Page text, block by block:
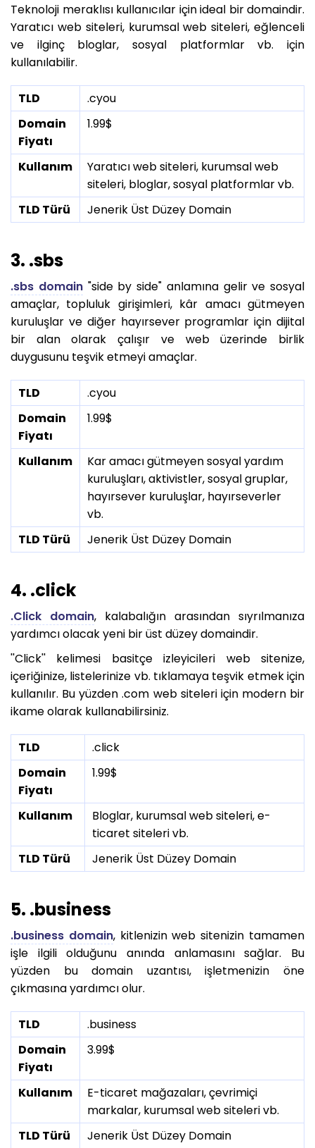
Teknoloji meraklısı kullanıcılar için ideal bir domaindir.
Yaratıcı web siteleri, kurumsal web siteleri, eğlenceli
ve ilginç bloglar, sosyal platformlar vb. için
kullanılabilir.
TLD
.cyou
Domain
Fiyatı
1.99$
Kullanım
Yaratıcı web siteleri, kurumsal web
siteleri, bloglar, sosyal platformlar vb.
TLD Türü
Jenerik Üst Düzey Domain
3. .sbs
.sbs domain"side by side" anlamına gelir ve sosyal
amaçlar, topluluk girişimleri, kâr amacı gütmeyen
kuruluşlar ve diğer hayırsever programlar için dijital
bir alan olarak çalışır ve web üzerinde birlik
duygusunu teşvik etmeyi amaçlar.
TLD
.cyou
Domain
Fiyatı
1.99$
Kullanım
Kar amacı gütmeyen sosyal yardım
kuruluşları, aktivistler, sosyal gruplar,
hayırsever kuruluşlar, hayırseverler
vb.
TLD Türü
Jenerik Üst Düzey Domain
4. .click
.Click domain, kalabalığın arasından sıyrılmanıza
yardımcı olacak yeni bir üst düzey domaindir.
''Click'' kelimesi basitçe izleyicileri web sitenize,
içeriğinize, listelerinize vb. tıklamaya teşvik etmek için
kullanılır. Bu yüzden .com web siteleri için modern bir
ikame olarak kullanabilirsiniz.
TLD
.click
Domain
Fiyatı
1.99$
Kullanım
Bloglar, kurumsal web siteleri, e-
ticaret siteleri vb.
TLD Türü
Jenerik Üst Düzey Domain
5. .business
.business domain, kitlenizin web sitenizin tamamen
işle ilgili olduğunu anında anlamasını sağlar. Bu
yüzden bu domain uzantısı, işletmenizin öne
çıkmasına yardımcı olur.
TLD
.business
Domain
Fiyatı
3.99$
Kullanım
E-ticaret mağazaları, çevrimiçi
markalar, kurumsal web siteleri vb.
TLD Türü
Jenerik Üst Düzey Domain